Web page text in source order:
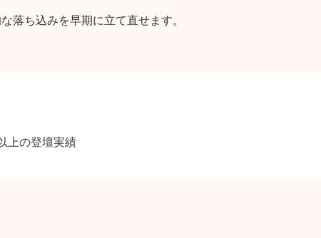
落ち込みを早期に立て直せます。
上の登壇実績